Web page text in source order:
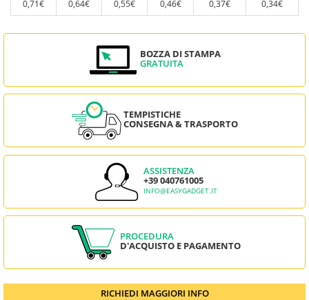
0,71€
0,64€ 0,55€ 0,46€ 0,37€ 0,34€
BOZZA DI STAMPA
GRATUITA
TEMPISTICHE
CONSEGNA & TRASPORTO
ASSISTENZA
+39 040761005
INFO@EASYGADGET.IT
PROCEDURA
D'ACQUISTO E PAGAMENTO
RICHIEDI MAGGIORI INFO